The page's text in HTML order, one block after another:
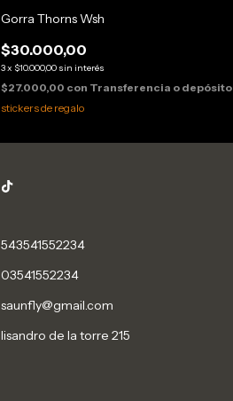
Gorra Thorns Wsh
$30.000,00
3x $10.000,00 sin interés
$27.000,00 con Transferencia o depósito
stickers de regalo
543541552234
03541552234
saunfly@gmail.com
lisandro de la torre 215